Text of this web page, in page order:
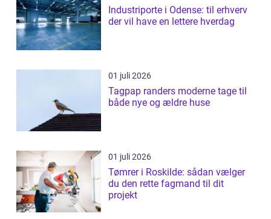
Industriporte i Odense: til erhverv
der vil have en lettere hverdag
01 juli 2026
Tagpap randers moderne tage til
både nye og ældre huse
01 juli 2026
Tømrer i Roskilde: sådan vælger
du den rette fagmand til dit
projekt